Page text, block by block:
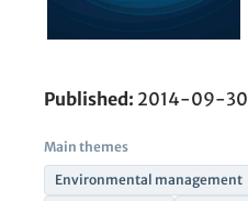
Published: 2014-09-30
Main themes
Environmental management